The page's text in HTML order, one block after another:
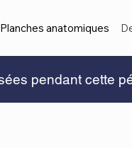
Planches anatomiques
pendant cette